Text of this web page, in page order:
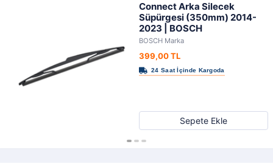
Connect Arka Silecek
Süpürgesi (350mm) 2014-
2023 | BOSCH
BOSCH Marka
399,00 TL
Sepete Ekle